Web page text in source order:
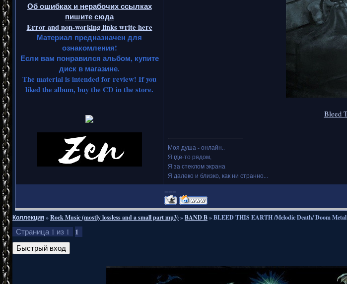
Об ошибках и нерабочих ссылках
пишите сюда
Error and non-working links write here
Материал предназначен для
ознакомления!
Если вам понравился альбом, купите
диск в магазине.
The material is intended for review! If you
liked the album, buy the CD in the store.
Bleed
Моя душа - онлайн..
Я где-то рядом,
Я за стеклом экрана
Я далеко и близко, как ни странно...
===
Коллекция»Rock Music (mostly lossless and a small part mp3)»BAND B»BLEED THIS EARTH /Melodic Death/ Doom Metal
Страница 1 из 1 1